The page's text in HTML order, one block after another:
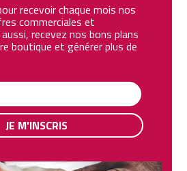
recevoir chaque mois nos
commerciales et
recevez nos bons plans
boutique et générer plus de
JE M'INSCRIS